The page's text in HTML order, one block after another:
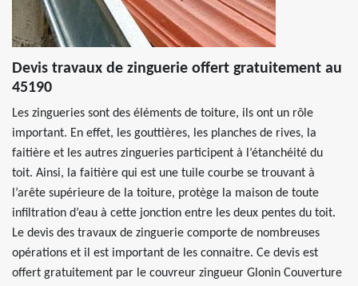
Devis travaux de zinguerie offert gratuitement au
45190
Les zingueries sont des éléments de toiture, ils ont un rôle
important. En effet, les gouttières, les planches de rives, la
faitière et les autres zingueries participent à l’étanchéité du
toit. Ainsi, la faitière qui est une tuile courbe se trouvant à
l’arête supérieure de la toiture, protège la maison de toute
infiltration d’eau à cette jonction entre les deux pentes du toit.
Le devis des travaux de zinguerie comporte de nombreuses
opérations et il est important de les connaitre. Ce devis est
offert gratuitement par le couvreur zingueur Glonin Couverture